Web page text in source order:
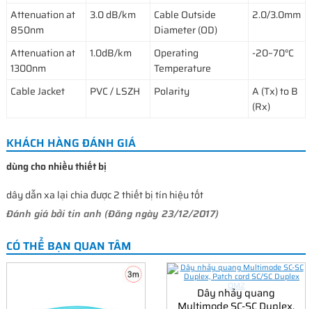
Attenuation at
850nm
3.0 dB/km
Cable Outside
Diameter (OD)
2.0/3.0mm
Attenuation at
1300nm
1.0dB/km
Operating
Temperature
-20~70°C
Cable Jacket PVC / LSZH Polarity
A (Tx) to B
(Rx)
KHÁCH HÀNG ĐÁNH GIÁ
dùng cho nhiều thiết bị
dây dẫn xa lại chia được 2 thiết bị tín hiệu tốt
Đánh giá bởitin anh (Đăng ngày 23/12/2017)
CÓ THỂ BẠN QUAN TÂM
Dây nhảy quang
Multimode SC-SC Duplex,